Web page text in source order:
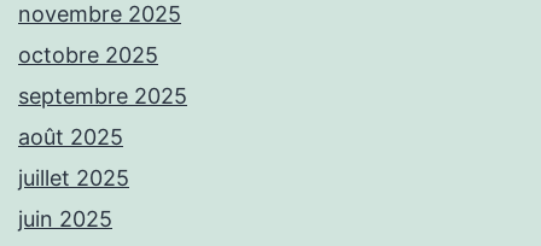
novembre 2025
octobre 2025
septembre 2025
août 2025
juillet 2025
juin 2025